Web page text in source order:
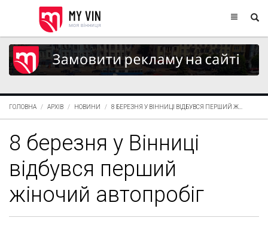
ГОЛОВНА АРХІВ НОВИНИ 8 БЕРЕЗНЯ У ВІННИЦІ ВІДБУВСЯ ПЕРШИЙ Ж...
8 березня у Вінниці
відбувся перший
жіночий автопробіг